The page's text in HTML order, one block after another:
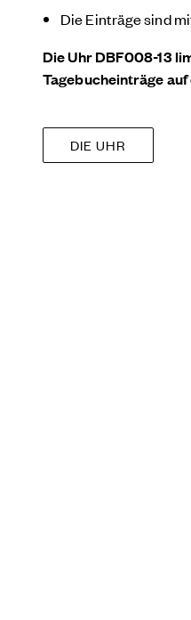
Die Einträge sind
Die Uhr DBF008-13
Tagebucheinträge
DIE UHR